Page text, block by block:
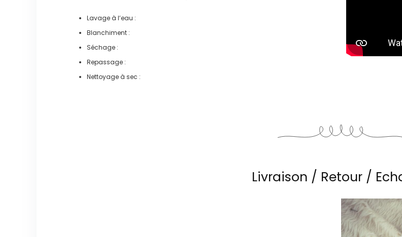
Lavage à l’eau :
Blanchiment :
Séchage :
Repassage :
Nettoyage à sec :
Livraison / Retour /